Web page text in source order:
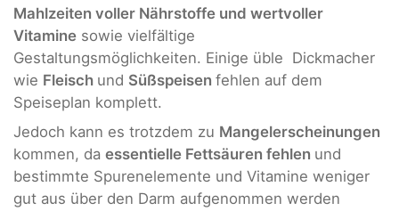
Mahlzeiten voller Nährstoffe und wertvoller
Vitamine sowie vielfältige
Gestaltungsmöglichkeiten. Einige üble Dickmacher
wie Fleisch und Süßspeisen fehlen auf dem
Speiseplan komplett.
Jedoch kann es trotzdem zu Mangelerscheinungen
kommen, da essentielle Fettsäuren fehlen und
bestimmte Spurenelemente und Vitamine weniger
gut aus über den Darm aufgenommen werden